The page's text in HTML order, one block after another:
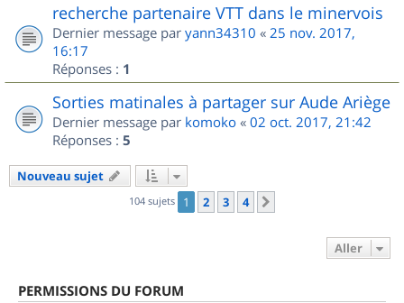
recherche partenaire VTT dans le minervois
Dernier message par yann34310 « 25 nov. 2017,
16:17
Réponses : 1
Sorties matinales à partager sur Aude Ariège
Dernier message par komoko « 02 oct. 2017, 21:42
Réponses : 5
Nouveau sujet
104 sujets 1 2 3 4
Aller
PERMISSIONS DU FORUM